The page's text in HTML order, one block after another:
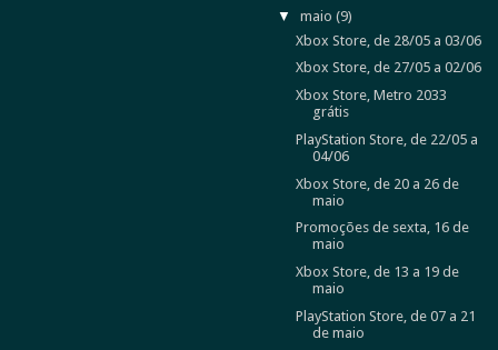
▼maio(9)
Xbox Store, de 28/05 a 03/06
Xbox Store, de 27/05 a 02/06
Xbox Store, Metro 2033
grátis
PlayStation Store, de 22/05 a
04/06
Xbox Store, de 20 a 26 de
maio
Promoções de sexta, 16 de
maio
Xbox Store, de 13 a 19 de
maio
PlayStation Store, de 07 a 21
de maio